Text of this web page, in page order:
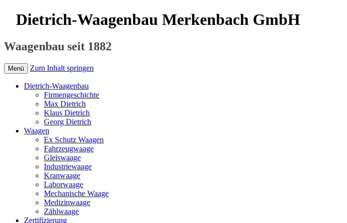
Dietrich-Waagenbau Merkenbach GmbH
Waagenbau seit 1882
Menü Zum Inhalt springen
Dietrich-Waagenbau
Firmengeschichte
Max Dietrich
Klaus Dietrich
Georg Dietrich
Waagen
Ex Schutz Waagen
Fahrzeugwaage
Gleiswaage
Industriewaage
Kranwaage
Laborwaage
Mechanische Waage
Medizinwaage
Zählwaage
Zertifizierung